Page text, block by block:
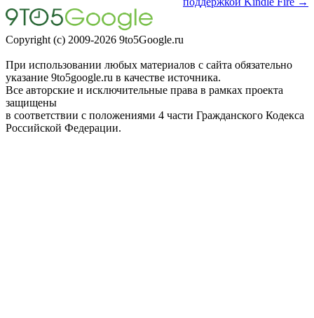
Copyright (c) 2009-2026 9to5Google.ru
При использовании любых материалов с сайта обязательно
указание 9to5google.ru в качестве источника.
Все авторские и исключительные права в рамках проекта
защищены
в соответствии с положениями 4 части Гражданского Кодекса
Российской Федерации.